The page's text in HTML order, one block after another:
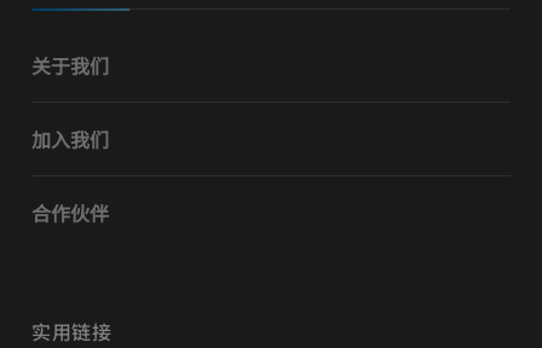
关于我们
加入我们
合作伙伴
实用链接